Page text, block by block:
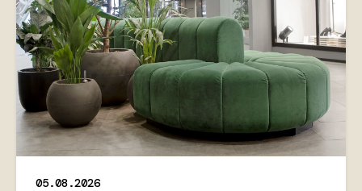
05.08.2026